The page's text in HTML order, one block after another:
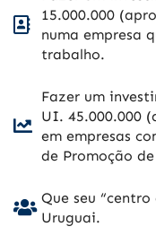
15.000.000
numa empresa
trabalho.
Fazer um
UI. 45.000.000
em empresas
de Promoção
Que seu
Uruguai.